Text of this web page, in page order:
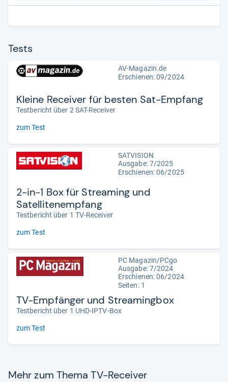
Tests
AV-Magazin.de
Erschienen: 09/2024
Kleine Receiver für besten Sat-Empfang
Testbericht über 2 SAT-Receiver
zum Test
SATVISION
Ausgabe: 7/2025
Erschienen: 06/2025
2-in-1 Box für Streaming und
Satellitenempfang
Testbericht über 1 TV-Receiver
zum Test
PC Magazin/PCgo
Ausgabe: 7/2024
Erschienen: 06/2024
Seiten: 1
TV-Empfänger und Streamingbox
Testbericht über 1 UHD-IPTV-Box
zum Test
Mehr zum Thema TV-​Recei­ver